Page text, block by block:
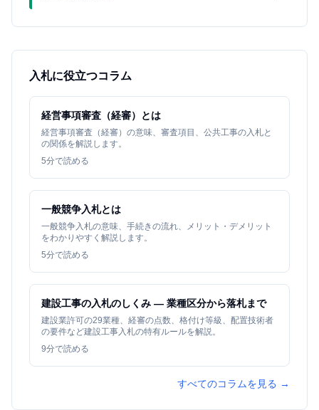
入札に役立つコラム
経営事項審査（経審）とは
経営事項審査（経審）の意味、審査項目、公共工事の入札と
の関係を解説します。
5分で読める
一般競争入札とは
一般競争入札の意味、手続きの流れ、メリット・デメリット
をわかりやすく解説します。
5分で読める
建設工事の入札のしくみ — 業種区分から落札まで
建設業許可の29業種、経審の点数、格付け等級、配置技術者
の要件など建設工事入札の特有ルールを解説。
9分で読める
すべてのコラムを見る →